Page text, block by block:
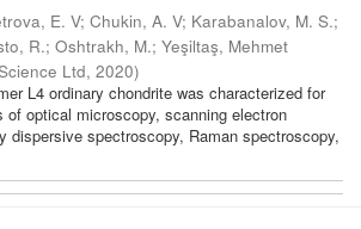
E. V; Chukin, A. V; Karabanalov, M. S.;
R.; Oshtrakh, M.; Yeşiltaş, Mehmet
Ltd, 2020)
L4 ordinary chondrite was characterized for
optical microscopy, scanning electron
dispersive spectroscopy, Raman spectroscopy,